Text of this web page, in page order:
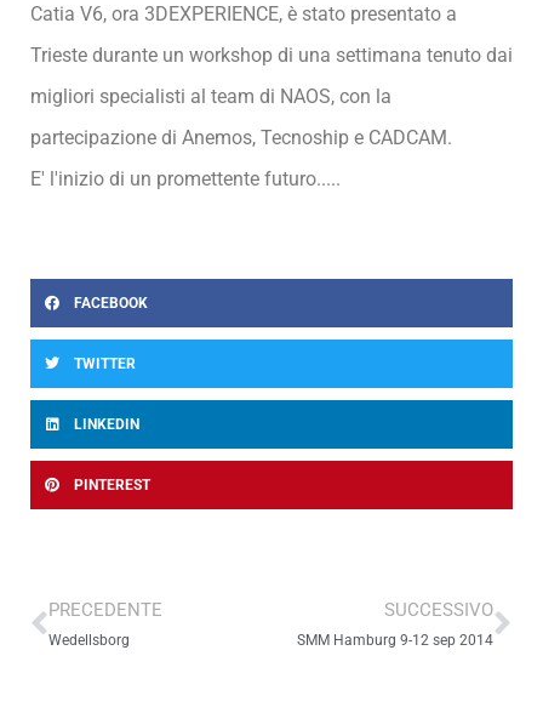
Catia V6, ora 3DEXPERIENCE, è stato presentato a
Trieste durante un workshop di una settimana tenuto dai
migliori specialisti al team di NAOS, con la
partecipazione di Anemos, Tecnoship e CADCAM.
E' l'inizio di un promettente futuro.....
FACEBOOK
TWITTER
LINKEDIN
PINTEREST
PRECEDENTE
Wedellsborg
SUCCESSIVO
SMM Hamburg 9-12 sep 2014